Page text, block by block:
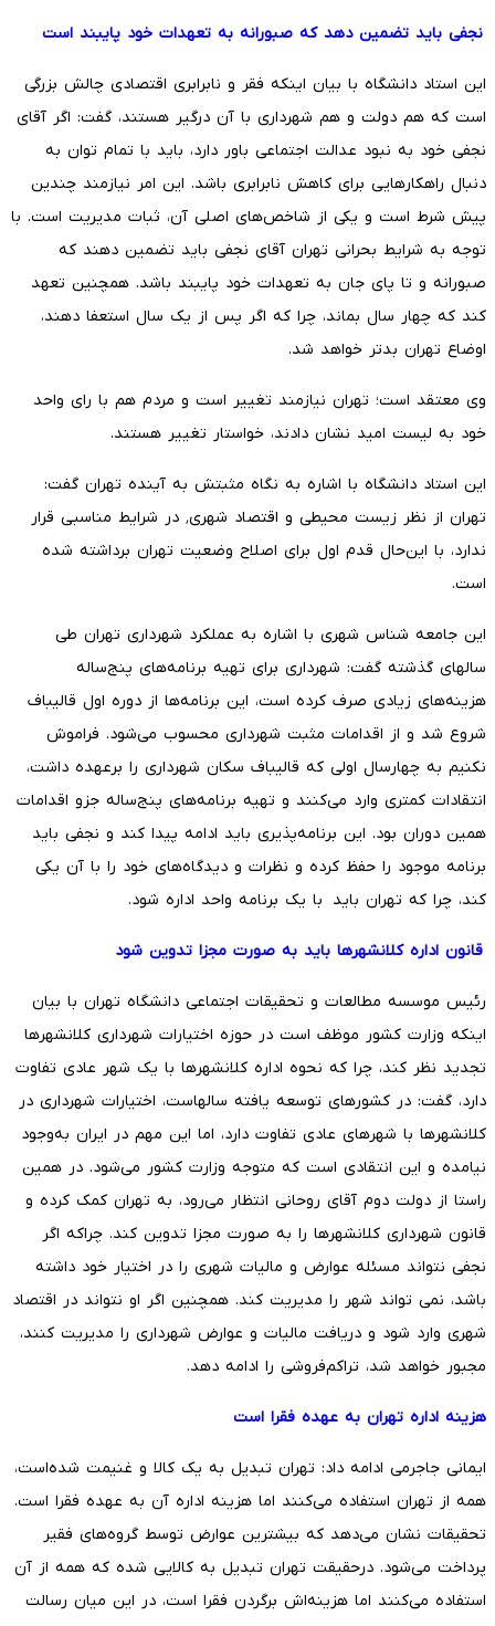
نجفی باید تضمین دهد که صبورانه به تعهدات خود پایبند است
این استاد دانشگاه با بیان اینکه فقر و نابرابری اقتصادی چالش بزرگی
است که هم دولت و هم شهرداری با آن درگیر هستند، گفت: اگر آقای
نجفی خود به نبود عدالت اجتماعی باور دارد، باید با تمام توان به
دنبال راهکارهایی برای کاهش نابرابری باشد. این امر نیازمند چندین
پیش شرط است و یکی از شاخص‌های اصلی آن، ثبات مدیریت است. با
توجه به شرایط بحرانی تهران آقای نجفی باید تضمین دهند که
صبورانه و تا پای جان به تعهدات خود پایبند باشد. همچنین تعهد
کند که چهار سال بماند، چرا که اگر پس از یک سال استعفا دهند،
اوضاع تهران بدتر خواهد شد.
وی معتقد است؛ تهران نیازمند تغییر است و مردم هم با رای واحد
خود به لیست امید نشان دادند، خواستار تغییر هستند.
این استاد دانشگاه با اشاره به نگاه مثبتش به آینده تهران گفت:
تهران از نظر زیست محیطی و اقتصاد شهری٬ در شرایط مناسبی قرار
ندارد، با این‌حال قدم اول برای اصلاح وضعیت تهران برداشته شده
است.
این جامعه شناس شهری با اشاره به عملکرد شهرداری تهران طی
سالهای گذشته گفت: شهرداری برای تهیه برنامه‌های پنج‌ساله
هزینه‌های زیادی صرف کرده است، این برنامه‌ها از دوره اول قالیباف
شروع شد و از اقدامات مثبت شهرداری محسوب می‌شود. فراموش
نکنیم به چهارسال اولی که قالیباف سکان شهرداری را برعهده داشت،
انتقادات کمتری وارد می‌کنند و تهیه برنامه‌های پنج‌ساله جزو اقدامات
همین دوران بود. این برنامه‌پذیری باید ادامه پیدا کند و نجفی باید
برنامه موجود را حفظ کرده و نظرات و دیدگاه‌های خود را با آن یکی
کند، چرا که تهران باید با یک برنامه واحد اداره شود.
قانون اداره کلانشهرها باید به صورت مجزا تدوین شود
رئیس موسسه مطالعات و تحقیقات اجتماعی دانشگاه تهران با بیان
اینکه وزارت کشور موظف است در حوزه اختیارات شهرداری‌ کلانشهرها
تجدید نظر کند، چرا که نحوه اداره کلانشهرها با یک شهر عادی تفاوت
دارد، گفت: در کشورهای توسعه یافته سالهاست، اختیارات شهرداری در
کلانشهرها با شهرهای عادی تفاوت دارد، اما این مهم در ایران به‌وجود
نیامده و این انتقادی است که متوجه وزارت کشور می‌شود. در همین
راستا از دولت دوم آقای روحانی انتظار می‌رود، به تهران کمک کرده و
قانون شهرداری کلانشهرها را به صورت مجزا تدوین کند. چراکه اگر
نجفی نتواند مسئله عوارض و مالیات شهری را در اختیار خود داشته
باشد، نمی تواند شهر را مدیریت کند. همچنین اگر او نتواند در اقتصاد
شهری وارد شود و دریافت مالیات و عوارض شهرداری را مدیریت کنند،
مجبور خواهد شد، تراکم‌فروشی را ادامه دهد.
هزینه اداره تهران به عهده فقرا است
ایمانی جاجرمی ادامه داد: تهران تبدیل به یک کالا و غنیمت شده‌است،
همه از تهران استفاده می‌کنند اما هزینه اداره آن به عهده فقرا است.
تحقیقات نشان می‌دهد که بیشترین عوارض توسط گروه‌های فقیر
پرداخت می‌شود. درحقیقت تهران تبدیل به کالایی شده که همه از آن
استفاده می‌کنند اما هزینه‌اش برگردن فقرا است، در این میان رسالت